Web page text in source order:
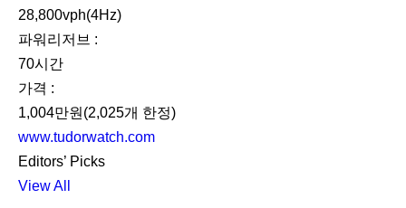
28,800vph(4Hz)
파워리저브 :
70시간
가격 :
1,004만원(2,025개 한정)
www.tudorwatch.com
Editors’ Picks
View All